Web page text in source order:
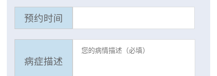
预约时间
病症描述